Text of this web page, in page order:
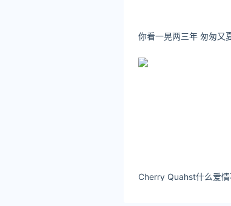
你看一晃两三年 匆匆又